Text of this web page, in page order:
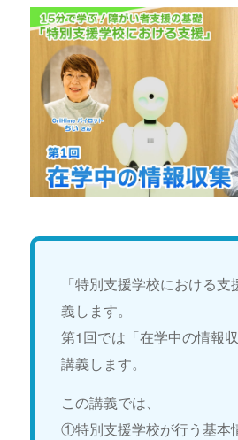
「特別支援学校における
義します。
第1回では「在学中の情報
講義します。
この講義では、
①特別支援学校が行う基本